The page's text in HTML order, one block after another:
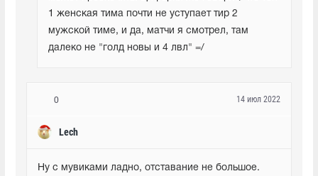
1 женская тима почти не уступает тир 2
мужской тиме, и да, матчи я смотрел, там
далеко не "голд новы и 4 лвл" =/
0
Lech
14 июл 2022
Ну с мувиками ладно, отставание не большое.